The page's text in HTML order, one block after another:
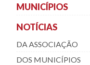
MUNICÍPIOS
NOTÍCIAS
DA ASSOCIAÇÃO
DOS MUNICÍPIOS